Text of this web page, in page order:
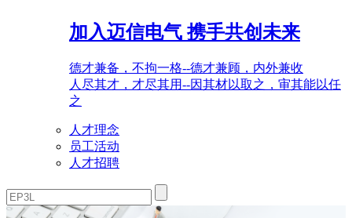
加入迈信电气 携手共创未来
德才兼备，不拘一格--德才兼顾，内外兼收
人尽其才，才尽其用--因其材以取之，审其能以任
之
人才理念
员工活动
人才招聘